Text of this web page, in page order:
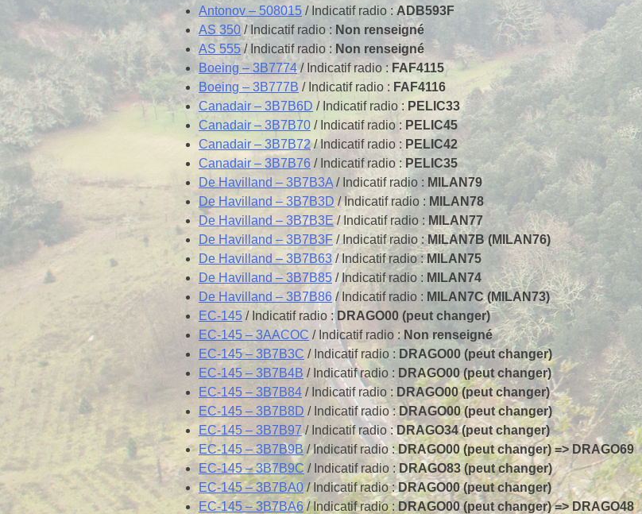
Antonov – 508015 / Indicatif radio : ADB593F
AS 350/ Indicatif radio : Non renseigné
AS 555/ Indicatif radio : Non renseigné
Boeing – 3B7774/ Indicatif radio : FAF4115
Boeing – 3B777B / Indicatif radio : FAF4116
Canadair – 3B7B6D / Indicatif radio : PELIC33
Canadair – 3B7B70 / Indicatif radio : PELIC45
Canadair – 3B7B72/ Indicatif radio : PELIC42
Canadair – 3B7B76 / Indicatif radio : PELIC35
De Havilland – 3B7B3A / Indicatif radio : MILAN79
De Havilland – 3B7B3D / Indicatif radio : MILAN78
De Havilland – 3B7B3E/ Indicatif radio :MILAN77
De Havilland – 3B7B3F / Indicatif radio :MILAN7B (MILAN76)
De Havilland – 3B7B63 / Indicatif radio :MILAN75
De Havilland – 3B7B85 / Indicatif radio : MILAN74
De Havilland – 3B7B86/ Indicatif radio : MILAN7C (MILAN73)
EC-145 / Indicatif radio : DRAGO00 (peut changer)
EC-145 – 3AACOC / Indicatif radio : Non renseigné
EC-145 – 3B7B3C / Indicatif radio : DRAGO00 (peut changer)
EC-145 – 3B7B4B / Indicatif radio : DRAGO00 (peut changer)
EC-145 – 3B7B84 / Indicatif radio : DRAGO00 (peut changer)
EC-145 – 3B7B8D / Indicatif radio : DRAGO00 (peut changer)
EC-145 – 3B7B97/ Indicatif radio :DRAGO34 (peut changer)
EC-145 – 3B7B9B/ Indicatif radio :DRAGO00 (peut changer) => DRAGO69
EC-145 – 3B7B9C / Indicatif radio :DRAGO83 (peut changer)
EC-145 – 3B7BA0/ Indicatif radio :DRAGO00 (peut changer)
EC-145 – 3B7BA6/ Indicatif radio :DRAGO00 (peut changer) => DRAGO48